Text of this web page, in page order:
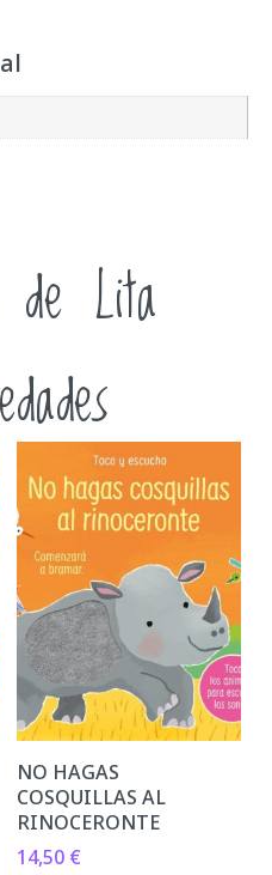
de Lita
NO HAGAS
COSQUILLAS AL
RINOCERONTE
14,50 €